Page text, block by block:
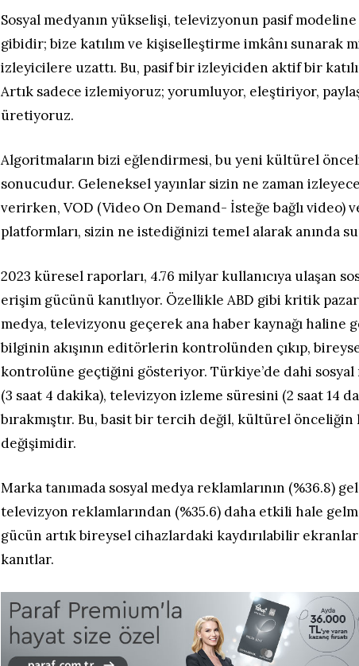
Sosyal medyanın yükselişi, televizyonun pasif modeline
gibidir; bize katılım ve kişiselleştirme imkânı sunarak
izleyicilere uzattı. Bu, pasif bir izleyiciden aktif bir
Artık sadece izlemiyoruz; yorumluyor, eleştiriyor,
üretiyoruz.
Algoritmaların bizi eğlendirmesi, bu yeni kültürel
sonucudur. Geleneksel yayınlar sizin ne zaman
verirken, VOD (Video On Demand- İsteğe bağlı video)
platformları, sizin ne istediğinizi temel alarak anında
2023 küresel raporları, 4.76 milyar kullanıcıya ulaşan
erişim gücünü kanıtlıyor. Özellikle ABD gibi kritik
medya, televizyonu geçerek ana haber kaynağı haline
bilginin akışının editörlerin kontrolünden çıkıp,
kontrolüne geçtiğini gösteriyor. Türkiye’de dahi sosyal
(3 saat 4 dakika), televizyon izleme süresini (2 saat 14
bırakmıştır. Bu, basit bir tercih değil, kültürel
değişimidir.
Marka tanımada sosyal medya reklamlarının (%36.8)
televizyon reklamlarından (%35.6) daha etkili hale
gücün artık bireysel cihazlardaki kaydırılabilir
kanıtlar.